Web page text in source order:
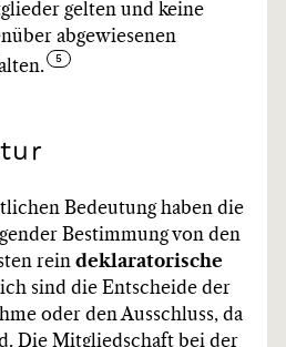
gelten und keine
abgewiesenen
Bedeutung haben die
Bestimmung von den
rein deklaratorische
sind die Entscheide der
oder den Ausschluss, da
Die Mitgliedschaft bei der